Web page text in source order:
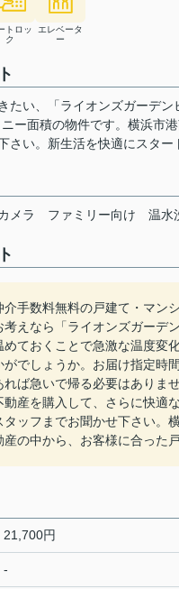
トロッ
ク
エレベータ
ー
たい、「ライオンズガーデ
ー面積の物件です。横浜市
さい。新生活を快適にスター
メラ ファミリー向け 温水
介手数料無料の戸建て・マン
考えなら「ライオンズガーデ
めておくことで急激な温度変
がでしょうか。お届け指定時
れば急いで帰る必要はありま
動産を購入して、さらに快適
タッフまでお聞かせ下さい。
産の中から、お客様に合った
21,700円
-